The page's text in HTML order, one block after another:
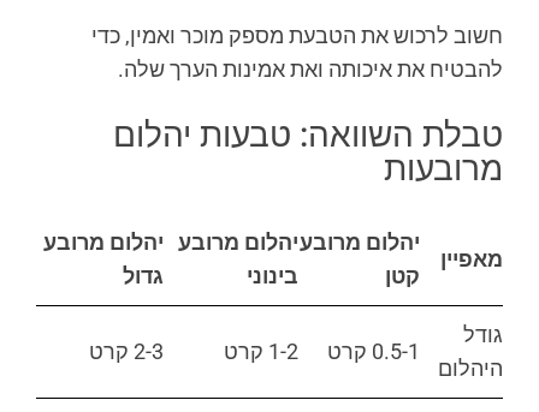
חשוב לרכוש את הטבעת מספק מוכר ואמין, כדי
להבטיח את איכותה ואת אמינות הערך שלה.
טבלת השוואה: טבעות יהלום
מרובעות
מאפיין
יהלום מרובע
קטן
יהלום מרובע
בינוני
יהלום מרובע
גדול
גודל
היהלום
0.5-1 קרט 1-2 קרט 2-3 קרט